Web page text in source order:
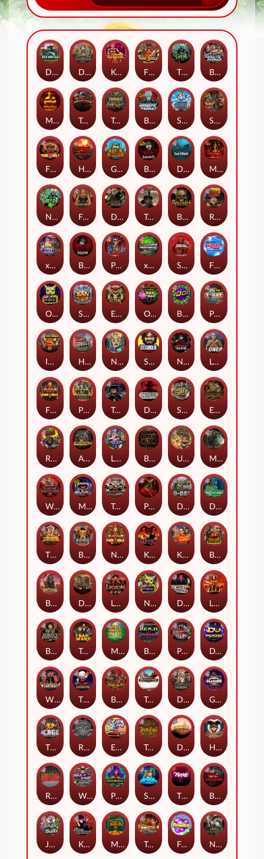
Nexus Blood & Shadow
Seamen
Kill Em All Blood Diamond
Duck Hunters Fire in the Hole 3
Dead, Dead, or Deader
Nexus Fire In The Hole xBomb
Highway to Hell
Dead Men Walking
Tsar Wars
Brute Force
Home of the Brave
Mental 2
Tombstone Slaughter San Quentin 2: Death Row
Blood & Shadow
Blood & Shadow 2
Mental
Munchies
Skate or Die
Stockholm Syndrome
The Crypt
Apocalypse Super xNudge
Outsourced
Punk Rocker 2
Deadwood R.I.P
Beheaded
Bangkok Hilton
Brute Force: Alien Onslaught
Nexus Outsourced
Nexus The Crypt
Nexus Tombstone RIP
Gator Hunters
Loner
Kenneth Must Die
Tombstone RIP
Fire in the Hole 2
Outsourced: Payday
Tanked
Fire In The Hole xBomb
Tombstone No Mercy
Folsom Prison
Roadkill
Das xBoot
Kiss My Chainsaw
Book Of Shadows
Rock Bottom
Road Rage
The Cage
Space Donkey
xWays Hoarder 2
Nine To Five
Bounty Hunters xNudge®
El Pasa Gunfight xNudge
Land of the Free
Brick Snake 2000
Warrior Graveyard xNudge
Monkey's Gold xPays
Flight Mode
Little Bighorn
Benji Killed in Vegas
Barbarian Fury
Poison Eve
Devil's Crossroad
Tomb of Nefertiti
Dragon Tribe
Evil Goblins xBomb
San Quentin xWays
Gluttony
Serial
Mayan Magic Wildfire
Punk Toilet
Possessed
Legion X
Fruits
Deadwood xNudge
Disturbed
DJ Psycho
Buffalo Hunter
Tombstone
Punk Rocker
East Coast Vs West Coast
The Creepy Carnival
Pearl Harbor
Whacked
Infectious 5 xWays
Jingle Balls
Dead Canary
Harlequin Carnival
Walk of Shame
Misery Mining
True Grit Redemption
xWays Hoarder xSplit
Remember Gulag
Karen Maneater
True kult
Bushido Way xNudge
D Day
The Border
Ugliest Catch
The Rave